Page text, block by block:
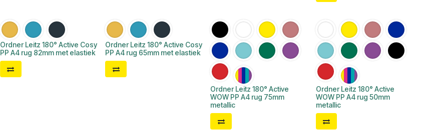
Ordner Leitz 180° Active Cosy
PP A4 rug 82mm met elastiek
Ordner Leitz 180° Active Cosy
PP A4 rug 65mm met elastiek
Ordner Leitz 180° Active
WOW PP A4 rug 75mm
metallic
Ordner Leitz 180° Active
WOW PP A4 rug 50mm
metallic